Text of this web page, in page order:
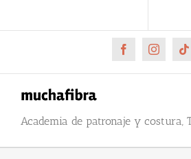
al
FacebookInstagram
Academia de patronaje y costura,